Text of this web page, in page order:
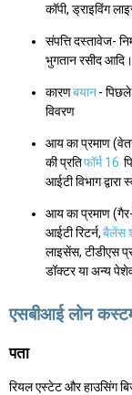
कॉपी, ड्राइविंग
संपत्ति दस्तावेज-
भुगतान रसीद आदि।
कारणबयान-
विवरण
आय का प्रमाण
की प्रतिफॉर्म 16
आईटी विभाग द्वारा
आय का प्रमाण (गैर-
आईटी रिटर्न,बैलेंस
लाइसेंस, टीडीएस
डॉक्टर या अन्य
एसबीआई लोन
पता
रियल एस्टेट और हाउसिंग